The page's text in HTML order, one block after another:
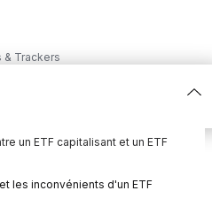
& Trackers
un ETF capitalisant et un ETF
?
?
les inconvénients d'un ETF
lequel